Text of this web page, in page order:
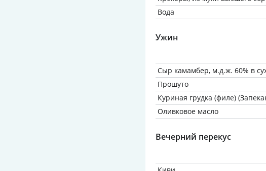
Вода
Ужин
Сыр камамбер, м.д.ж. 60% в
Прошуто
Куриная грудка (филе)
Оливковое масло
Вечерний перекус